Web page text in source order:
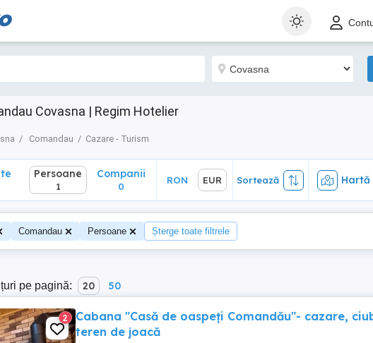
Covasna | Regim Hotelier
Comandau Cazare - Turism
Hartă
Persoane
1
Companii
0
RON EUR Sortează Hartă
Comandau Persoane Șterge toate filtrele
pe pagină: 20 50
2
Cabana "Casă de oaspeți Comandău"- cazare,
teren de joacă